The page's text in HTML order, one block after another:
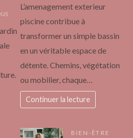
L’amenagement exterieur
piscine contribue à
transformer un simple bassin
en un véritable espace de
détente. Chemins, végétation
ou mobilier, chaque…
Continuer la lecture
BIEN-ÊTRE